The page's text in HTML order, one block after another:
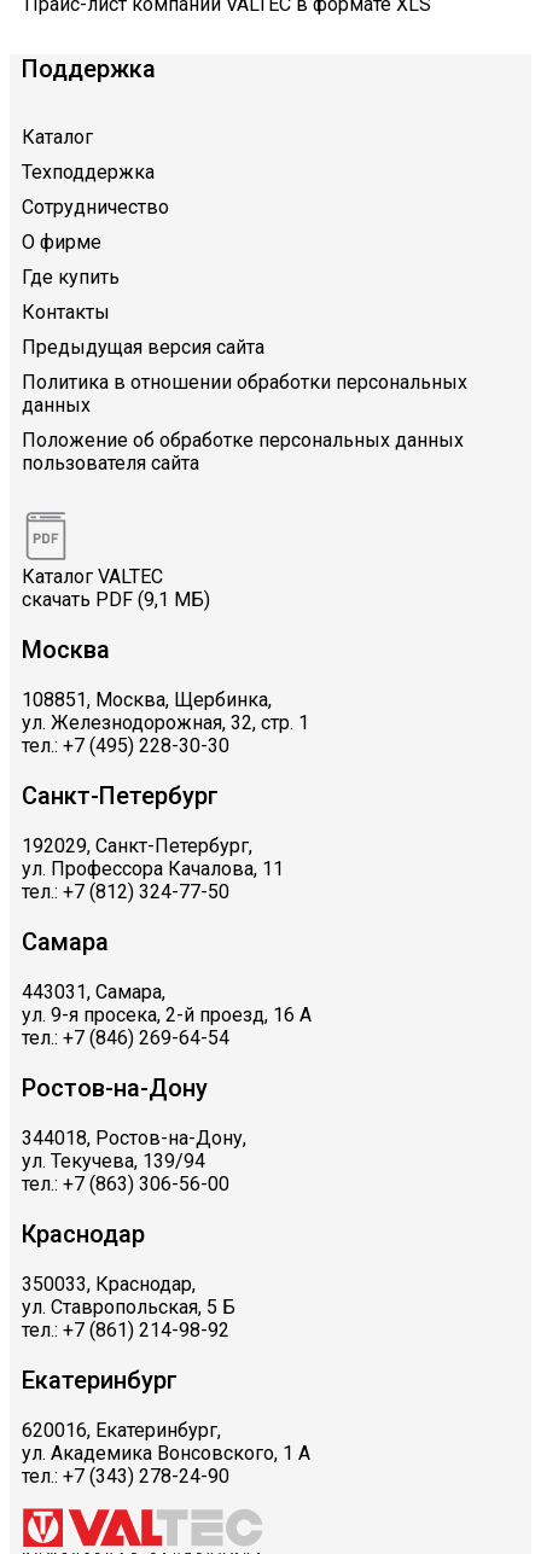
Поддержка
Каталог
Техподдержка
Сотрудничество
О фирме
Где купить
Контакты
Предыдущая версия сайта
Политика в отношении обработки персональных
данных
Положение об обработке персональных данных
пользователя сайта
Каталог VALTEC
скачать PDF (9,1 МБ)
Москва
108851, Москва, Щербинка,
ул. Железнодорожная, 32, стр. 1
тел.: +7 (495) 228-30-30
Санкт-Петербург
192029, Санкт-Петербург,
ул. Профессора Качалова, 11
тел.: +7 (812) 324-77-50
Самара
443031, Самара,
ул. 9-я просека, 2-й проезд, 16 А
тел.: +7 (846) 269-64-54
Ростов-на-Дону
344018, Ростов-на-Дону,
ул. Текучева, 139/94
тел.: +7 (863) 306-56-00
Краснодар
350033, Краснодар,
ул. Ставропольская, 5 Б
тел.: +7 (861) 214-98-92
Екатеринбург
620016, Екатеринбург,
ул. Академика Вонсовского, 1 А
тел.: +7 (343) 278-24-90